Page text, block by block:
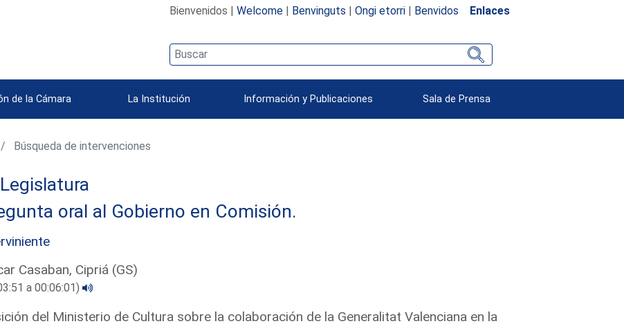
Bienvenidos | Welcome| Benvinguts | Ongi etorri| Benvidos Enlaces
de la Cámara La Institución Información y Publicaciones Sala de Prensa
Búsqueda de intervenciones
oral al Gobierno en Comisión.
Casaban, Cipriá (GS)
a 00:06:01)
del Ministerio de Cultura sobre la colaboración de la Generalitat Valenciana en la